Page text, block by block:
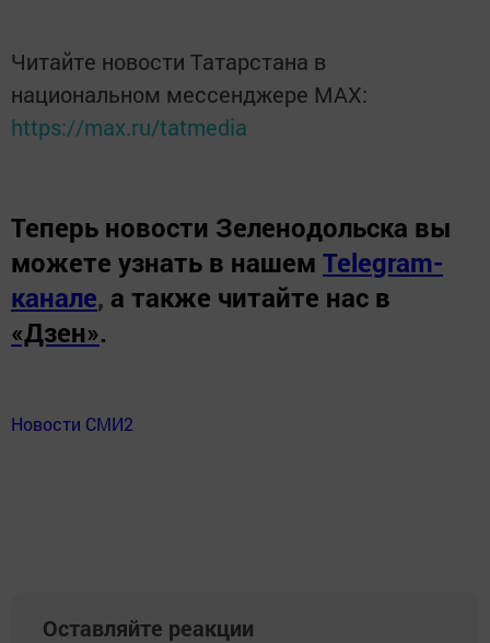
Читайте новости Татарстана в
национальном мессенджере MАХ:
https://max.ru/tatmedia
Теперь новости Зеленодольска вы
можете узнать в нашем Telegram-
канале, а также читайте нас в
«Дзен».
Новости СМИ2
Оставляйте реакции